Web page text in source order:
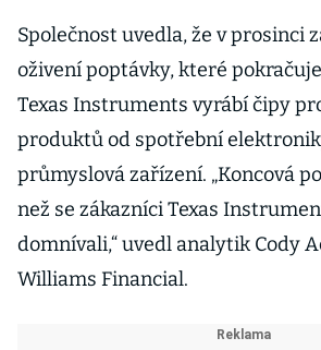
Společnost uvedla, že v prosinci
oživení poptávky, které
Texas Instruments vyrábí čipy
produktů od spotřební
průmyslová zařízení. „Koncová
než se zákazníci Texas
domnívali,“ uvedl analytik Cody
Williams Financial.